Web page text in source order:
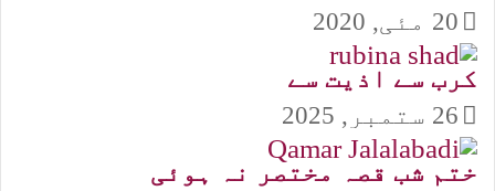
20 مئی, 2020
کرب سے اذیت سے
26 ستمبر, 2025
ختم شب قصہ مختصر نہ ہوئی